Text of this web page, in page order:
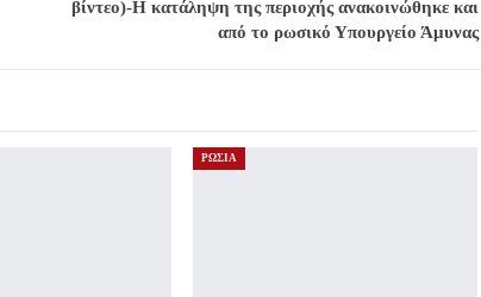
βίντεο)-Η κατάληψη της περιοχής ανακοινώθηκε και
από το ρωσικό Υπουργείο Άμυνας
ΡΩΣΙΑ